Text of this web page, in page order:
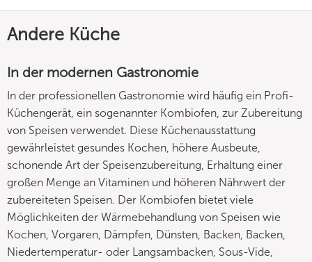
Andere Küche
In der modernen Gastronomie
In der professionellen Gastronomie wird häufig ein Profi-
Küchengerät, ein sogenannter Kombiofen, zur Zubereitung
von Speisen verwendet. Diese Küchenausstattung
gewährleistet gesundes Kochen, höhere Ausbeute,
schonende Art der Speisenzubereitung, Erhaltung einer
großen Menge an Vitaminen und höheren Nährwert der
zubereiteten Speisen. Der Kombiofen bietet viele
Möglichkeiten der Wärmebehandlung von Speisen wie
Kochen, Vorgaren, Dämpfen, Dünsten, Backen, Backen,
Niedertemperatur- oder Langsambacken, Sous-Vide,